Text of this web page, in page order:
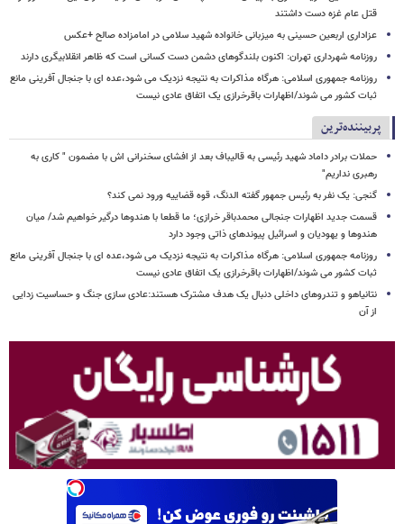
قتل عام غزه دست داشتند
عزاداری اربعین حسینی به میزبانی خانواده شهید سلامی در امامزاده صالح +عکس
روزنامه شهرداری تهران: اکنون بلندگوهای دشمن دست کسانی است که ظاهر انقلابیگری دارند
روزنامه جمهوری اسلامی: هرگاه مذاکرات به نتیجه نزدیک می شود،عده ای با جنجال آفرینی مانع
ثبات کشور می شوند/اظهارات باقرخرازی یک اتفاق عادی نیست
پربیننده‌ترین
حملات برادر داماد شهید رئیسی به قالیباف بعد از افشای سخنرانی اش با مضمون " کاری به
رهبری نداریم"
گنجی: یک نفر به رئیس جمهور گفته الدنگ، قوه قضاییه ورود نمی کند؟
قسمت جدید اظهارات جنجالی محمدباقر خرازی؛ ما قطعا با هندوها درگیر خواهیم شد/ میان
هندوها و یهودیان و اسرائیل پیوندهای ذاتی وجود دارد
روزنامه جمهوری اسلامی: هرگاه مذاکرات به نتیجه نزدیک می شود،عده ای با جنجال آفرینی مانع
ثبات کشور می شوند/اظهارات باقرخرازی یک اتفاق عادی نیست
نتانیاهو و تندروهای داخلی دنبال یک هدف مشترک هستند:عادی سازی جنگ و حساسیت زدایی
از آن